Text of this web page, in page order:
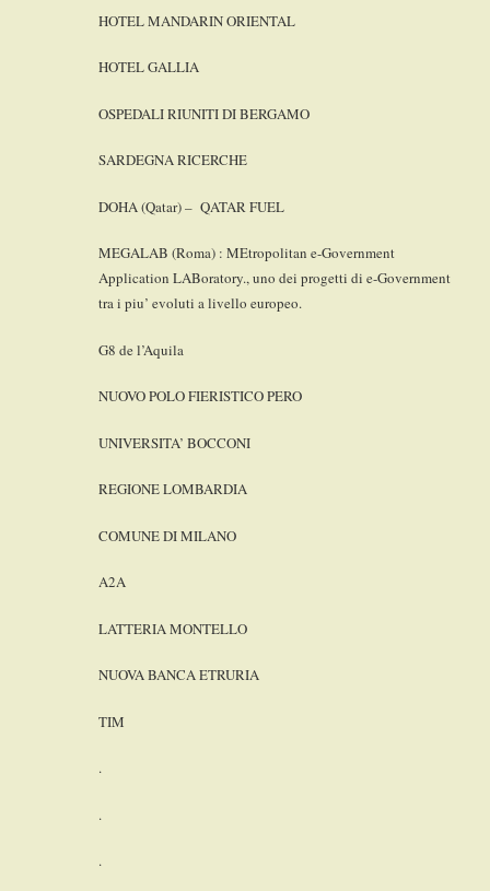
HOTEL MANDARIN ORIENTAL
HOTEL GALLIA
OSPEDALI RIUNITI DI BERGAMO
SARDEGNA RICERCHE
DOHA (Qatar) – QATAR FUEL
MEGALAB (Roma) : MEtropolitan e-Government
Application LABoratory., uno dei progetti di e-Government
tra i piu’ evoluti a livello europeo.
G8 de l’Aquila
NUOVO POLO FIERISTICO PERO
UNIVERSITA’ BOCCONI
REGIONE LOMBARDIA
COMUNE DI MILANO
A2A
LATTERIA MONTELLO
NUOVA BANCA ETRURIA
TIM
.
.
.